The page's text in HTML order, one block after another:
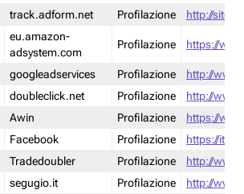
track.adform.net Profilazione http://
eu.amazon-
adsystem.com
Profilazione https://
googleadservices Profilazione
http://
doubleclick.net Profilazione
http://
Awin Profilazione
https://
Facebook Profilazione
https://it-
Tradedoubler Profilazione
http://
segugio.it Profilazione
http://